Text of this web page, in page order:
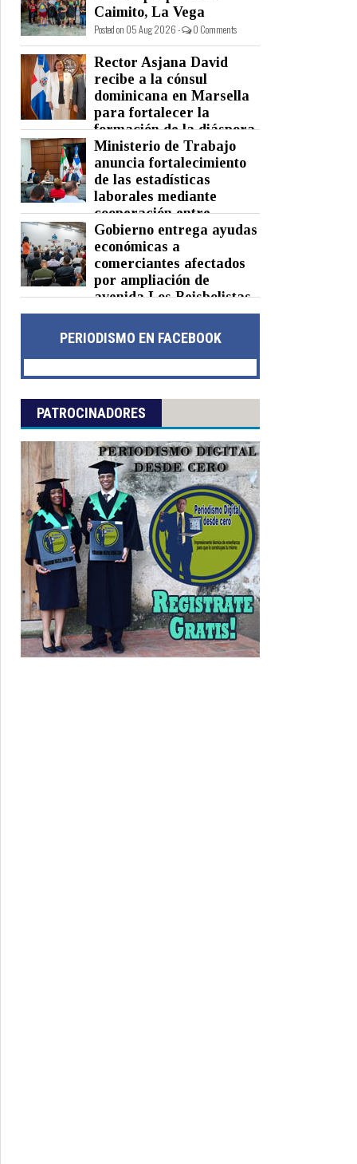
Caimito, La Vega
Posted on 05 Aug 2026 - 0 Comments
Rector Asjana David
recibe a la cónsul
dominicana en Marsella
para fortalecer la
formación de la diáspora
Posted on 05 Aug 2026 - 0 Comments
Ministerio de Trabajo
anuncia fortalecimiento
de las estadísticas
laborales mediante
cooperación entre
República Dominicana y México
Posted on 05 Aug 2026 - 0 Comments
Gobierno entrega ayudas
económicas a
comerciantes afectados
por ampliación de
avenida Los Beisbolistas
en Manoguayabo
Posted on 04 Aug 2026 - 0 Comments
PERIODISMO EN FACEBOOK
PATROCINADORES